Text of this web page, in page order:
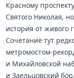
Красному
Святого Николая,
история от живого
Сочетание тут
метромостом-
и Михайловской
и Заельцовский